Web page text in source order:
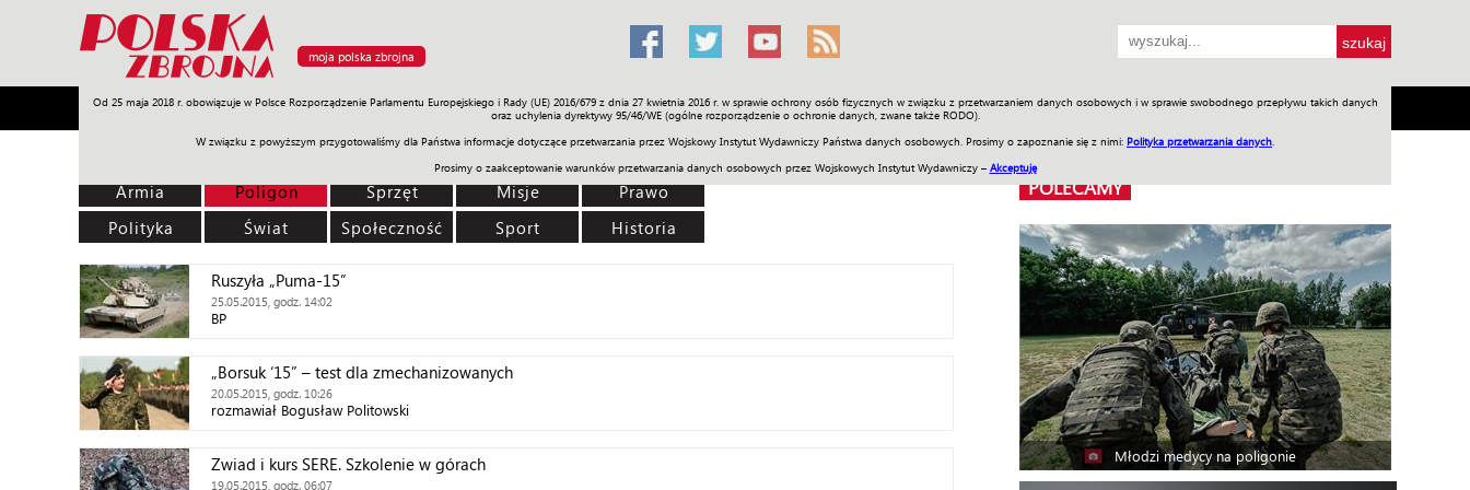
moja polska zbrojna
Od 25 maja 2018 r. obowiązuje w Polsce Rozporządzenie Parlamentu Europejskiego i Rady (UE) 2016/679 z dnia 27 kwietnia 2016 r. w sprawie ochrony osób fizycznych w związku z przetwarzaniem danych osobowych i w sprawie swobodnego przepływu takich danych
oraz uchylenia dyrektywy 95/46/WE (ogólne rozporządzenie o ochronie danych, zwane także RODO).
W związku z powyższym przygotowaliśmy dla Państwa informacje dotyczące przetwarzania przez Wojskowy Instytut Wydawniczy Państwa danych osobowych. Prosimy o zapoznanie się z nimi: Polityka przetwarzania danych
Prosimy o zaakceptowanie warunków przetwarzania danych osobowych przez Wojskowych Instytut Wydawniczy – Akceptuję
Armia Poligon Sprzęt Misje Polityka Prawo Świat Społeczność Sport Historia Galerie Wideo ENGLISH SKLEP Jednodniówki Praca w WIW
Armia Poligon Sprzęt Misje
Prawo
Polityka
Świat Społeczność Sport Historia
Ruszyła „Puma-15”
25.05.2015, godz. 14:02
BP
„Borsuk ‘15” – test dla zmechanizowanych
20.05.2015, godz. 10:26
rozmawiał Bogusław Politowski
Zwiad i kurs SERE. Szkolenie w górach
19.05.2015, godz. 06:07
POLECAMY
Młodzi medycy na poligonie